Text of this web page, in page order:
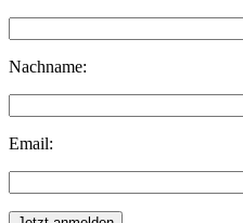
Nachname:
Email: